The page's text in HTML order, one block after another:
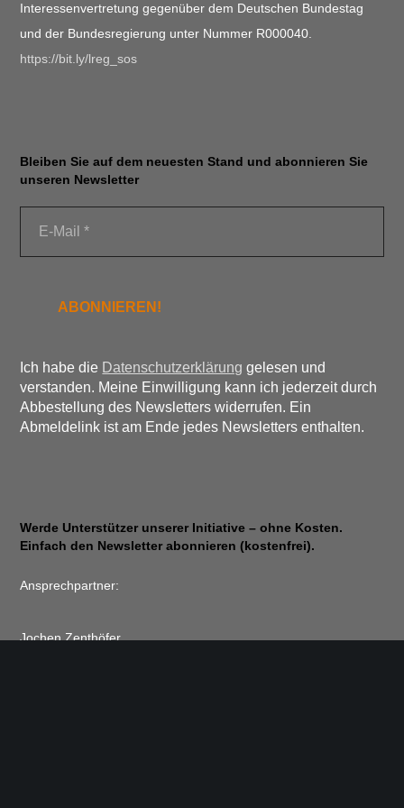
Interessenvertretung gegenüber dem Deutschen Bundestag
und der Bundesregierung unter Nummer R000040.
https://bit.ly/lreg_sos
Bleiben Sie auf dem neuesten Stand und abonnieren Sie
unseren Newsletter
Ich habe die Datenschutzerklärung gelesen und
verstanden. Meine Einwilligung kann ich jederzeit durch
Abbestellung des Newsletters widerrufen. Ein
Abmeldelink ist am Ende jedes Newsletters enthalten.
Werde Unterstützer unserer Initiative – ohne Kosten.
Einfach den Newsletter abonnieren (kostenfrei).
Ansprechpartner:
Jochen Zenthöfer